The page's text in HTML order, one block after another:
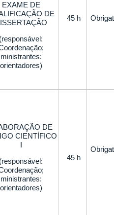
EXAME DE
DE
(responsável:
ministrantes:
orientadores)
45 h
DE
CIENTÍFICO
I
(responsável:
ministrantes:
orientadores)
45 h